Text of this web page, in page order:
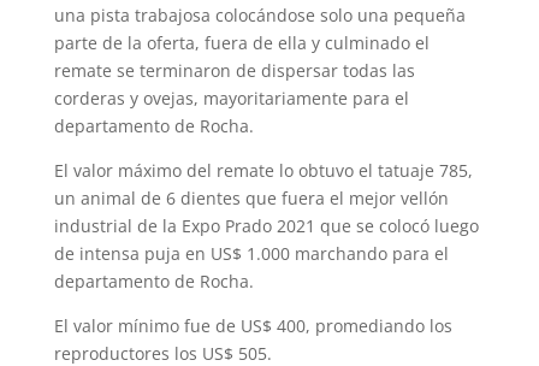
una pista trabajosa colocándose solo una pequeña
parte de la oferta, fuera de ella y culminado el
remate se terminaron de dispersar todas las
corderas y ovejas, mayoritariamente para el
departamento de Rocha.
El valor máximo del remate lo obtuvo el tatuaje 785,
un animal de 6 dientes que fuera el mejor vellón
industrial de la Expo Prado 2021 que se colocó luego
de intensa puja en US$ 1.000 marchando para el
departamento de Rocha.
El valor mínimo fue de US$ 400, promediando los
reproductores los US$ 505.